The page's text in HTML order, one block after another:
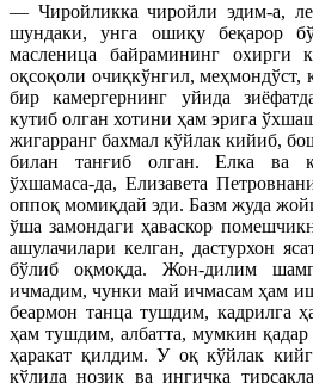
— Чиройликка чиройли эдим-а,
шундаки, унга ошиқу беқарор
масленица байрамининг охирги
оқсоқоли очиқкўнгил, меҳмондўст,
бир камергернинг уйида
кутиб олган хотини ҳам эрига
жигарранг бахмал кўйлак кийиб,
билан танғиб олган. Елка ва
ўхшамаса-да, Елизавета
оппоқ момиқдай эди. Базм жуда
ўша замондаги ҳаваскор
ашулачилари келган, дастурхон
бўлиб оқмоқда. Жон-дилим
ичмадим, чунки май ичмасам ҳам
беармон танца тушдим, кадрилга
ҳам тушдим, албатта, мумкин
ҳаракат қилдим. У оқ кўйлак
қўлида нозик ва ингичка